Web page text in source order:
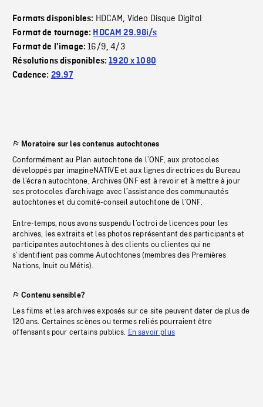
Formats disponibles: HDCAM, Video Disque Digital
Format de tournage: HDCAM 29.98i/s
Format de l'image:16/9,4/3
Résolutions disponibles:1920 x 1080
Cadence: 29.97
Moratoire sur les contenus autochtones
Conformément au Plan autochtone de l’ONF, aux protocoles
développés par imagineNATIVE et aux lignes directrices du Bureau
de l’écran autochtone, Archives ONF est à revoir et à mettre à jour
ses protocoles d’archivage avec l’assistance des communautés
autochtones et du comité-conseil autochtone de l’ONF.
Entre-temps, nous avons suspendu l’octroi de licences pour les
archives, les extraits et les photos représentant des participants et
participantes autochtones à des clients ou clientes qui ne
s’identifient pas comme Autochtones (membres des Premières
Nations, Inuit ou Métis).
Contenu sensible?
Les films et les archives exposés sur ce site peuvent dater de plus de
120 ans. Certaines scènes ou termes reliés pourraient être
offensants pour certains publics. En savoir plus